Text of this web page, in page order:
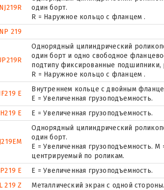
NJ219R
один борт.
R = Наружное кольцо с фланцем .
NP 219
Однорядный цилиндрический
один борт и одно свободное
подтипу фиксированные подшипники,
R = Наружное кольцо с фланцем .
E
Внутреннем кольце с двойным
Е = Увеличенная грузоподъемность.
E
Е = Увеличенная грузоподъемность.
Однорядный цилиндрический
один борт.
E = Увеличенная грузоподъемность.
центрируемый по роликам.
E
Е = Увеличенная грузоподъемность.
219 Z
Металлический экран с одной стороны.